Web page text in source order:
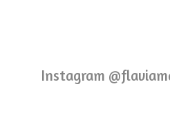
Instagram